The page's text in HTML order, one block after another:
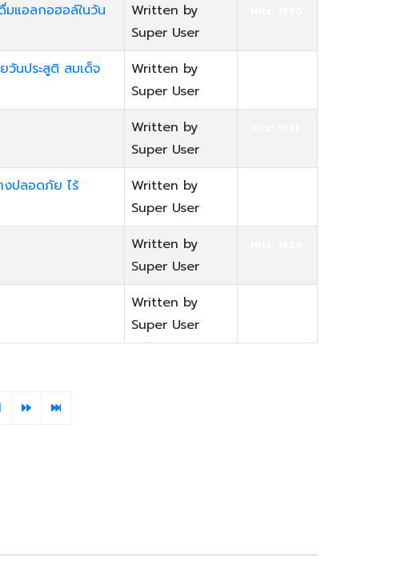
แอลกอฮอล์ในวัน
Written by
Super User
นประสูติ สมเด็จ
Written by
Super User
Written by
Super User
งปลอดภัย ไร้
Written by
Super User
Written by
Super User
Written by
Super User